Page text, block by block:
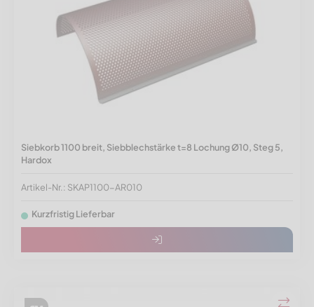
Siebkorb 1100 breit, Siebblechstärke t=8 Lochung Ø10, Steg 5,
Hardox
Artikel-Nr.: SKAP1100-AR010
Kurzfristig Lieferbar